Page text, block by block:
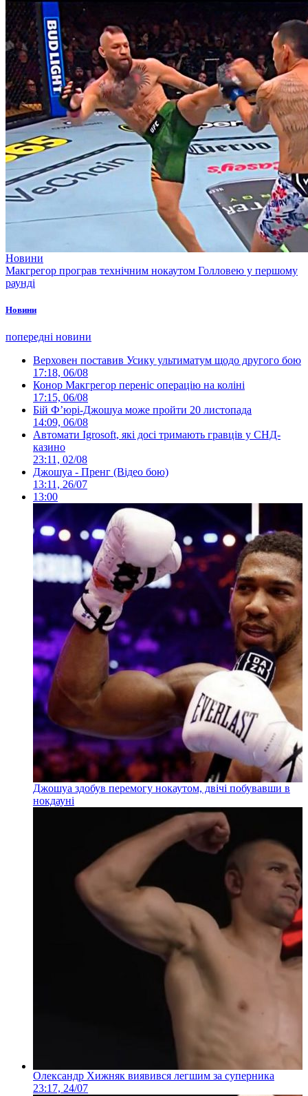
Новини
Макгрегор програв технічним нокаутом Голловею у першому
раунді
Новини
попередні новини
Верховен поставив Усику ультиматум щодо другого бою
17:18, 06/08
Конор Макгрегор переніс операцію на коліні
17:15, 06/08
Бій Ф’юрі-Джошуа може пройти 20 листопада
14:09, 06/08
Автомати Igrosoft, які досі тримають гравців у СНД-
казино
23:11, 02/08
Джошуа - Пренг (Відео бою)
13:11, 26/07
13:00
Джошуа здобув перемогу нокаутом, двічі побувавши в
нокдауні
Олександр Хижняк виявився легшим за суперника
23:17, 24/07